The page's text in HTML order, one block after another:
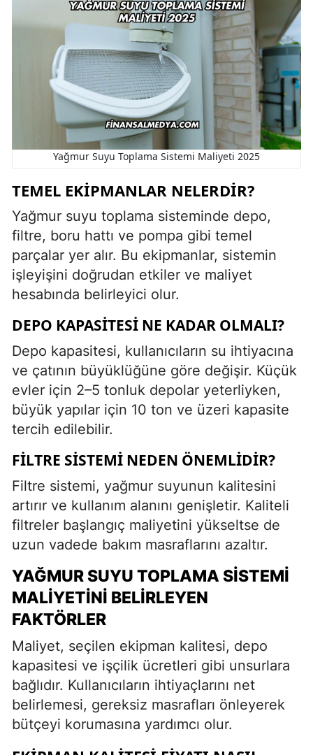
Yağmur Suyu Toplama Sistemi Maliyeti 2025
TEMEL EKIPMANLAR NELERDIR?
Yağmur suyu toplama sisteminde depo,
filtre, boru hattı ve pompa gibi temel
parçalar yer alır. Bu ekipmanlar, sistemin
işleyişini doğrudan etkiler ve maliyet
hesabında belirleyici olur.
DEPO KAPASITESI NE KADAR OLMALI?
Depo kapasitesi, kullanıcıların su ihtiyacına
ve çatının büyüklüğüne göre değişir. Küçük
evler için 2–5 tonluk depolar yeterliyken,
büyük yapılar için 10 ton ve üzeri kapasite
tercih edilebilir.
FILTRE SISTEMI NEDEN ÖNEMLIDIR?
Filtre sistemi, yağmur suyunun kalitesini
artırır ve kullanım alanını genişletir. Kaliteli
filtreler başlangıç maliyetini yükseltse de
uzun vadede bakım masraflarını azaltır.
YAĞMUR SUYU TOPLAMA SISTEMI
MALIYETINI BELIRLEYEN
FAKTÖRLER
Maliyet, seçilen ekipman kalitesi, depo
kapasitesi ve işçilik ücretleri gibi unsurlara
bağlıdır. Kullanıcıların ihtiyaçlarını net
belirlemesi, gereksiz masrafları önleyerek
bütçeyi korumasına yardımcı olur.